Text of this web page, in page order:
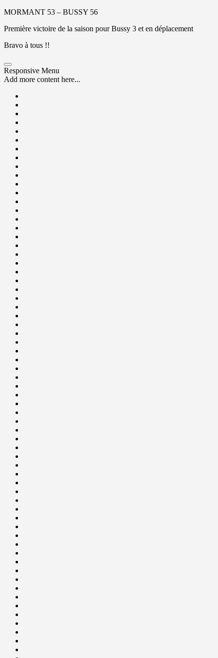
MORMANT 53 – BUSSY 56
Première victoire de la saison pour Bussy 3 et en déplacement
Bravo à tous !!
Responsive Menu
Add more content here...